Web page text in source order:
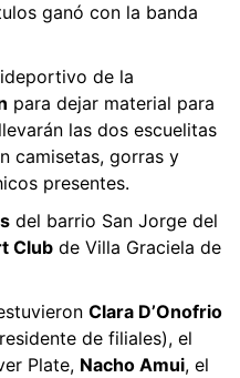
ganó con la banda
de la
para dejar material para
las dos escuelitas
camisetas, gorras y
presentes.
del barrio San Jorge del
Club de Villa Graciela de
Clara D’Onofrio
de filiales), el
Plate, Nacho Amui, el